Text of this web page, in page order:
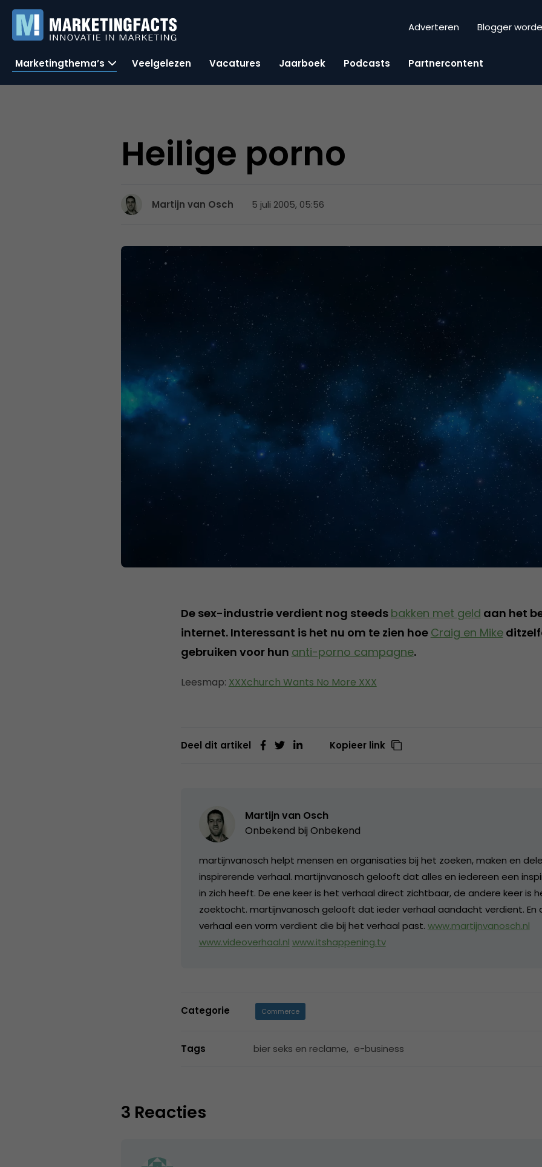
Adverteren Blogger
Marketingthema’s Veelgelezen Vacatures Jaarboek Podcasts Partnercontent
Heilige porno
Martijn van Osch 5 juli 2005, 05:56
De sex-industrie verdient nog steeds bakken met geld aan het
internet. Interessant is het nu om te zien hoe Craig en Mike
gebruiken voor hun anti-porno campagne.
Leesmap: XXXchurch Wants No More XXX
Deel dit artikel Kopieer link
Martijn van Osch
Onbekend bij Onbekend
martijnvanosch helpt mensen en organisaties bij het zoeken, maken en
inspirerende verhaal. martijnvanosch gelooft dat alles en iedereen een
in zich heeft. De ene keer is het verhaal direct zichtbaar, de andere keer is
zoektocht. martijnvanosch gelooft dat ieder verhaal aandacht verdient. En
verhaal een vorm verdient die bij het verhaal past. www.martijnvanosch.nl
www.videoverhaal.nl www.itshappening.tv
Categorie Commerce
Tags bier seks en reclame, e-business
3 Reacties